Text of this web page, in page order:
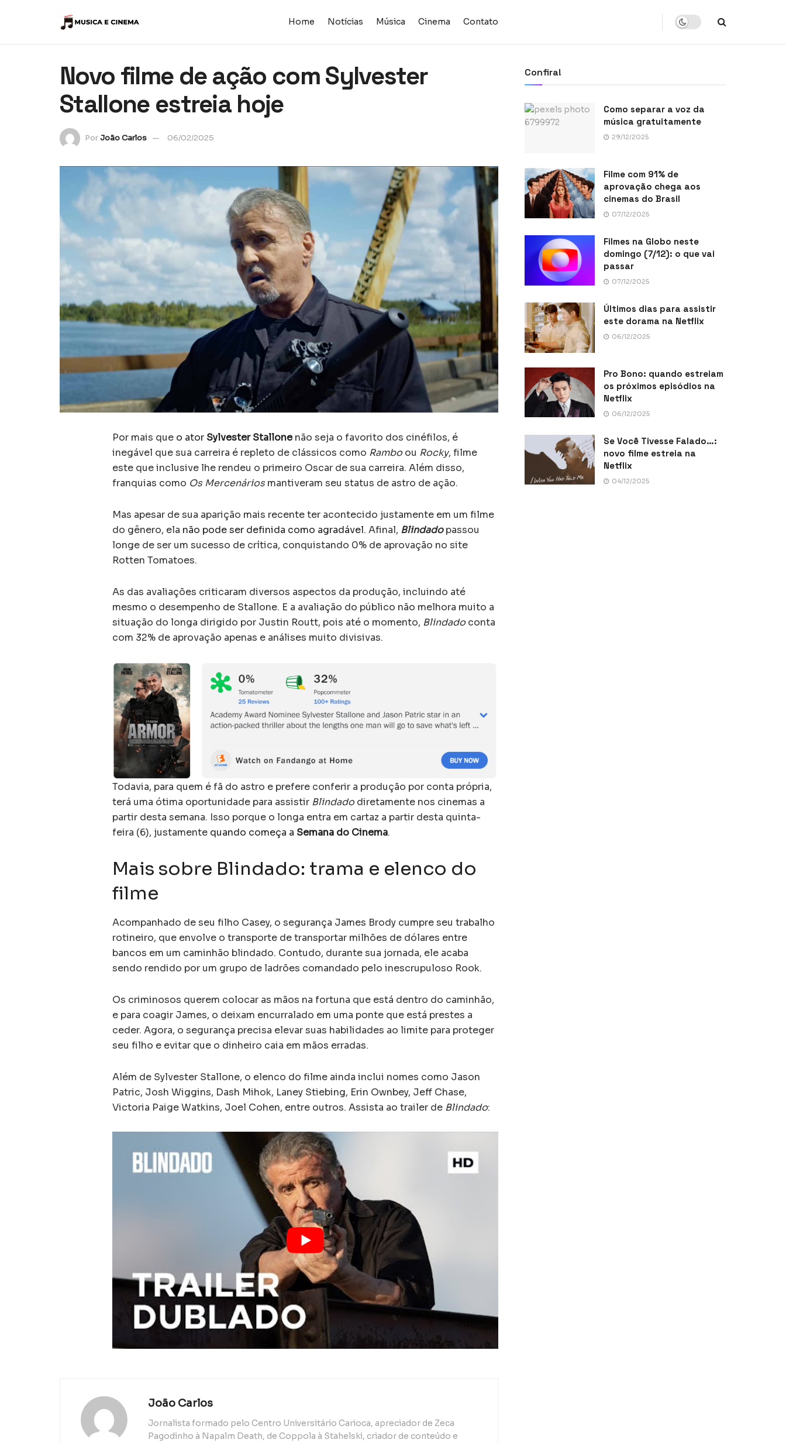
Home Notícias Música Cinema Contato
Novo filme de ação com Sylvester
Stallone estreia hoje
PorJoão Carlos 06/02/2025
Por mais que o ator Sylvester Stallone não seja o favorito dos cinéfilos, é
inegável que sua carreira é repleto de clássicos como Ramboou Rocky, filme
este que inclusive lhe rendeu o primeiro Oscar de sua carreira. Além disso,
franquias como Os Mercenários mantiveram seu status de astro de ação.
Mas apesar de sua aparição mais recente ter acontecido justamente em um filme
do gênero, ela não pode ser definida como agradável. Afinal, Blindadopassou
longe de ser um sucesso de crítica, conquistando 0% de aprovação no site
Rotten Tomatoes.
As das avaliações criticaram diversos aspectos da produção, incluindo até
mesmo o desempenho de Stallone. E a avaliação do público não melhora muito a
situação do longa dirigido por Justin Routt, pois até o momento, Blindadoconta
com 32% de aprovação apenas e análises muito divisivas.
Todavia, para quem é fã do astro e prefere conferir a produção por conta própria,
terá uma ótima oportunidade para assistir Blindadodiretamente nos cinemas a
partir desta semana. Isso porque o longa entra em cartaz a partir desta quinta-
feira (6), justamente quando começa a Semana do Cinema.
Mais sobre Blindado: trama e elenco do
filme
Acompanhado de seu filho Casey, o segurança James Brody cumpre seu trabalho
rotineiro, que envolve o transporte de transportar milhões de dólares entre
bancos em um caminhão blindado. Contudo, durante sua jornada, ele acaba
sendo rendido por um grupo de ladrões comandado pelo inescrupuloso Rook.
Os criminosos querem colocar as mãos na fortuna que está dentro do caminhão,
e para coagir James, o deixam encurralado em uma ponte que está prestes a
ceder. Agora, o segurança precisa elevar suas habilidades ao limite para proteger
seu filho e evitar que o dinheiro caia em mãos erradas.
Além de Sylvester Stallone, o elenco do filme ainda inclui nomes como Jason
Patric, Josh Wiggins, Dash Mihok, Laney Stiebing, Erin Ownbey, Jeff Chase,
Victoria Paige Watkins, Joel Cohen, entre outros. Assista ao trailer de Blindado:
João Carlos
Jornalista formado pelo Centro Universitário Carioca, apreciador de Zeca
Pagodinho à Napalm Death, de Coppola à Stahelski, criador de conteúdo e
Confira!
Como separar a voz da
música gratuitamente
29/12/2025
Filme com 91% de
aprovação chega aos
cinemas do Brasil
07/12/2025
Filmes na Globo neste
domingo (7/12): o que vai
passar
07/12/2025
Últimos dias para assistir
este dorama na Netflix
06/12/2025
Pro Bono: quando estreiam
os próximos episódios na
Netflix
06/12/2025
Se Você Tivesse Falado…:
novo filme estreia na
Netflix
04/12/2025